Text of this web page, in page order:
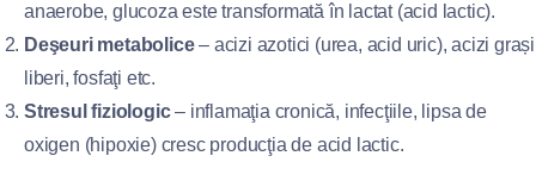
anaerobe, glucoza este transformată în lactat (acid lactic).
Deşeuri metabolice– acizi azotici (urea, acid uric), acizi grași
liberi, fosfaţi etc.
Stresul fiziologic– inflamaţia cronică, infecţiile, lipsa de
oxigen (hipoxie) cresc producţia de acid lactic.